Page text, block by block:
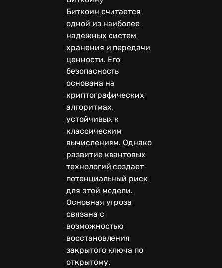
Биткоин считается
одной из наиболее
надежных систем
хранения и передачи
ценности. Его
безопасность
основана на
криптографических
алгоритмах,
устойчивых к
классическим
вычислениям. Однако
развитие квантовых
технологий создает
потенциальный риск
для этой модели.
Основная угроза
связана с
возможностью
восстановления
закрытого ключа по
открытому.